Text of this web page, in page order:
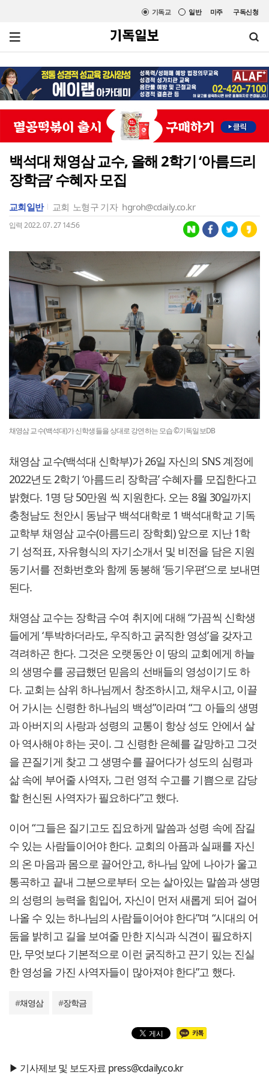
미주 구독신청
일반
기독교
백석대 채영삼 교수, 올해 2학기 ‘아름드리
장학금’ 수혜자 모집
교회일반 교회 노형구 기자 hgroh@cdaily.co.kr
입력 2022. 07. 27 14:56
채영삼 교수(백석대)가 신학생들을 상대로 강연하는 모습 ©기독일보DB
채영삼 교수(백석대 신학부)가 26일 자신의 SNS 계정에
2022년도 2학기 ‘아름드리 장학금’ 수혜자를 모집한다고
밝혔다. 1명 당 50만원 씩 지원한다. 오는 8월 30일까지
충청남도 천안시 동남구 백석대학로 1 백석대학교 기독
교학부 채영삼 교수(아름드리 장학회) 앞으로 지난 1학
기 성적표, 자유형식의 자기소개서 및 비전을 담은 지원
동기서를 전화번호와 함께 동봉해 ‘등기우편’으로 보내면
된다.
채영삼 교수는 장학금 수여 취지에 대해 “가끔씩 신학생
들에게 ‘투박하더라도, 우직하고 굵직한 영성’을 갖자고
격려하곤 한다. 그것은 오랫동안 이 땅의 교회에게 하늘
의 생명수를 공급했던 믿음의 선배들의 영성이기도 하
다. 교회는 삼위 하나님께서 창조하시고, 채우시고, 이끌
어 가시는 신령한 하나님의 백성”이라며 “그 아들의 생명
과 아버지의 사랑과 성령의 교통이 항상 성도 안에서 살
아 역사해야 하는 곳이. 그 신령한 은혜를 갈망하고 그것
을 끈질기게 찾고 그 생명수를 끌어다가 성도의 심령과
삶 속에 부어줄 사역자, 그런 영적 수고를 기쁨으로 감당
할 헌신된 사역자가 필요하다”고 했다.
이어 “그들은 질기고도 집요하게 말씀과 성령 속에 잠길
수 있는 사람들이어야 한다. 교회의 아픔과 실패를 자신
의 온 마음과 몸으로 끌어안고, 하나님 앞에 나아가 울고
통곡하고 끝내 그분으로부터 오는 살아있는 말씀과 생명
의 성령의 능력을 힘입어, 자신이 먼저 새롭게 되어 걸어
나올 수 있는 하나님의 사람들이어야 한다”며 “시대의 어
둠을 밝히고 길을 보여줄 만한 지식과 식견이 필요하지
만, 무엇보다 기본적으로 이런 굵직하고 끈기 있는 진실
한 영성을 가진 사역자들이 많아져야 한다”고 했다.
#채영삼 #장학금
▶ 기사제보 및 보도자료 press@cdaily.co.kr